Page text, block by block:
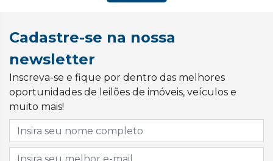
Cadastre-se na nossa
newsletter
Inscreva-se e fique por dentro das melhores
oportunidades de leilões de imóveis, veículos e
muito mais!